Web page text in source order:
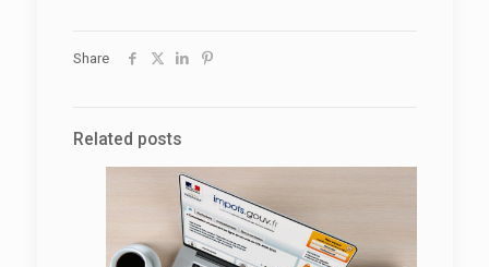
Share
Related posts